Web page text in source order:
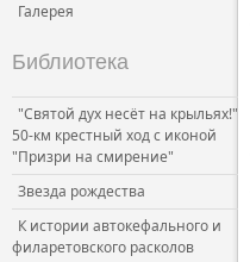
Галерея
Библиотека
"Святой дух несёт на крыльях!"
50-км крестный ход с иконой
"Призри на смирение"
Звезда рождества
К истории автокефального и
филаретовского расколов